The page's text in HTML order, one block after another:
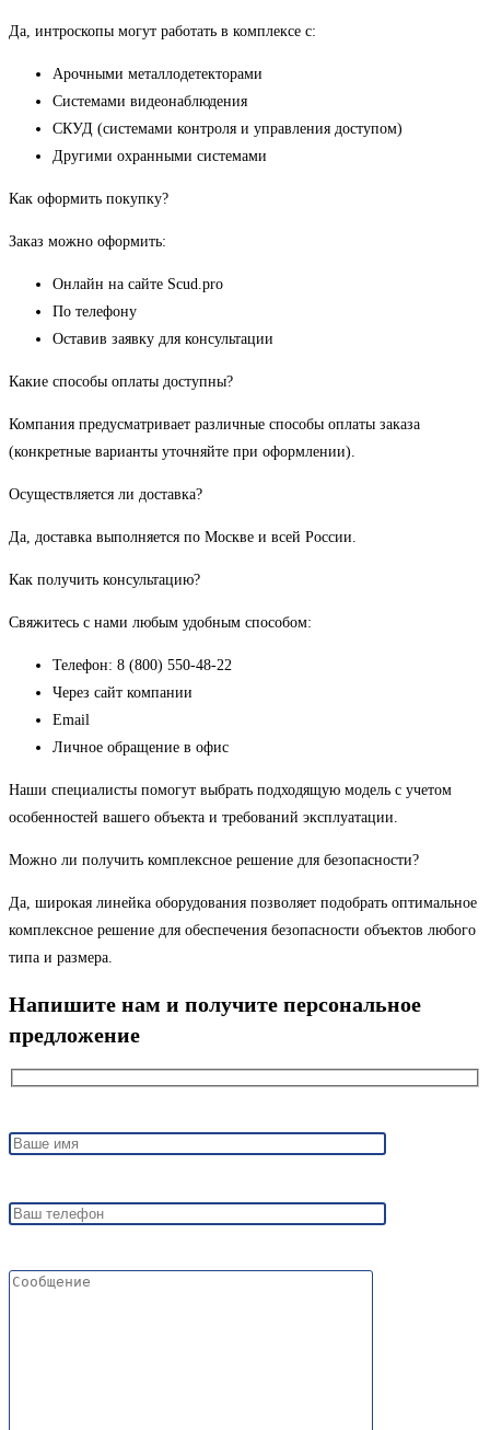
Да, интроскопы могут работать в комплексе с:
Арочными металлодетекторами
Системами видеонаблюдения
СКУД (системами контроля и управления доступом)
Другими охранными системами
Как оформить покупку?
Заказ можно оформить:
Онлайн на сайте Scud.pro
По телефону
Оставив заявку для консультации
Какие способы оплаты доступны?
Компания предусматривает различные способы оплаты заказа
(конкретные варианты уточняйте при оформлении).
Осуществляется ли доставка?
Да, доставка выполняется по Москве и всей России.
Как получить консультацию?
Свяжитесь с нами любым удобным способом:
Телефон: 8 (800) 550-48-22
Через сайт компании
Email
Личное обращение в офис
Наши специалисты помогут выбрать подходящую модель с учетом
особенностей вашего объекта и требований эксплуатации.
Можно ли получить комплексное решение для безопасности?
Да, широкая линейка оборудования позволяет подобрать оптимальное
комплексное решение для обеспечения безопасности объектов любого
типа и размера.
Напишите нам и получите персональное
предложение